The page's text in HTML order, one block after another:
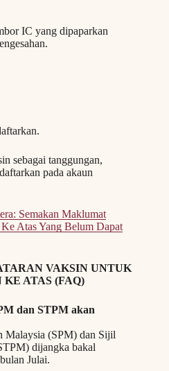
IC yang dipaparkan
sebagai tanggungan,
pada akaun
Semakan Maklumat
Atas Yang Belum Dapat
VAKSIN UNTUK
ATAS (FAQ)
dan STPM akan
Malaysia (SPM) dan Sijil
dijangka bakal
Julai.